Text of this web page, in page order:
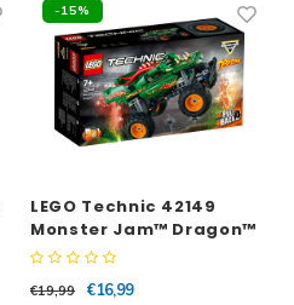
-15%
LEGO Technic 42149
Monster Jam™ Dragon™
€19,99
€16,99